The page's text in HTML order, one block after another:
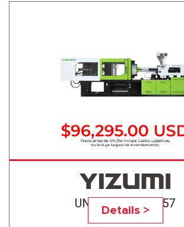
UN560A5 M-27357
Details >